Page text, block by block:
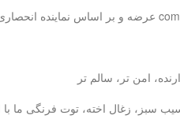
امن تر، سالم تر
سیب سبز، زغال اخته، توت فرنگی